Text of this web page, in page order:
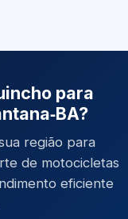
para
região para
de motocicletas
eficiente